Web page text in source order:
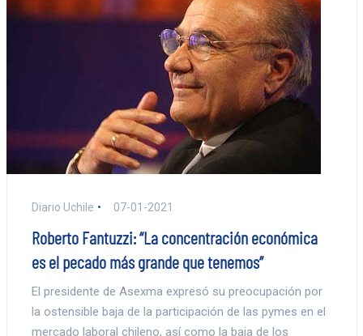
Diario Uchile 07-01-2021
Roberto Fantuzzi: “La concentración económica
es el pecado más grande que tenemos”
El presidente de Asexma expresó su preocupación por
la ostensible baja de la participación de las pymes en el
mercado laboral chileno, así como la baja de los